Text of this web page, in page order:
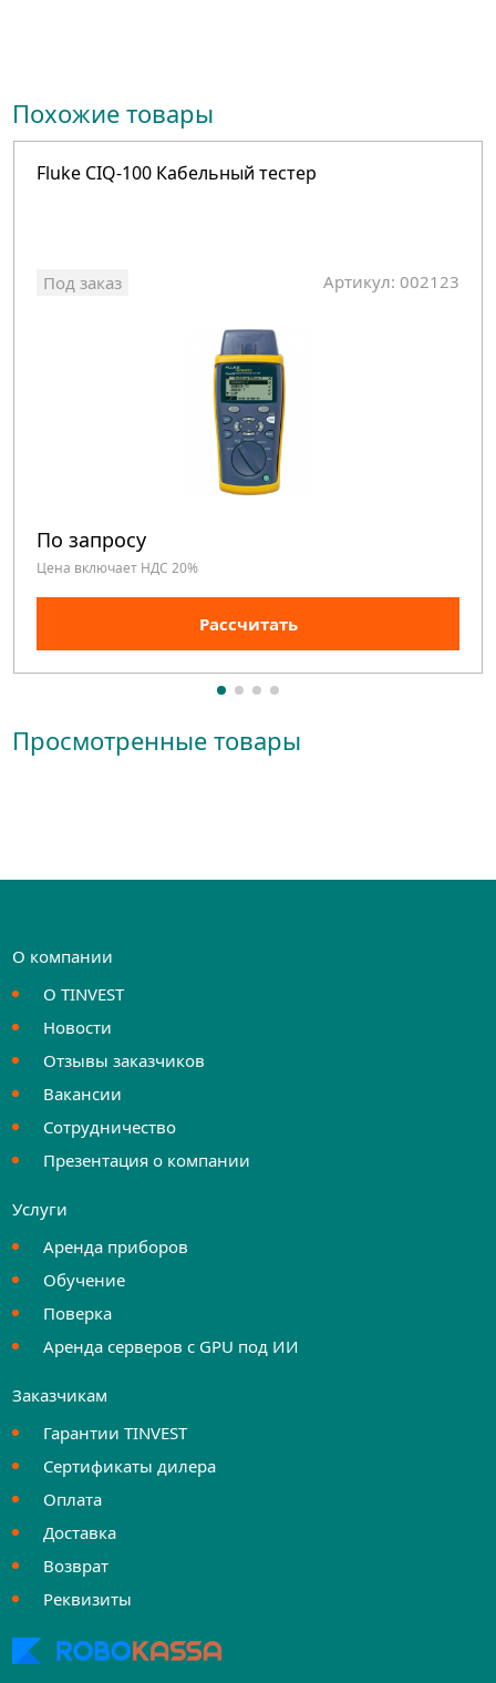
Похожие товары
Fluke CIQ-100 Кабельный тестер
Под заказ Артикул: 002123
По запросу
Цена включает НДС 20%
Рассчитать
Просмотренные товары
О компании
О TINVEST
Новости
Отзывы заказчиков
Вакансии
Сотрудничество
Презентация о компании
Услуги
Аренда приборов
Обучение
Поверка
Аренда серверов с GPU под ИИ
Заказчикам
Гарантии TINVEST
Сертификаты дилера
Оплата
Доставка
Возврат
Реквизиты